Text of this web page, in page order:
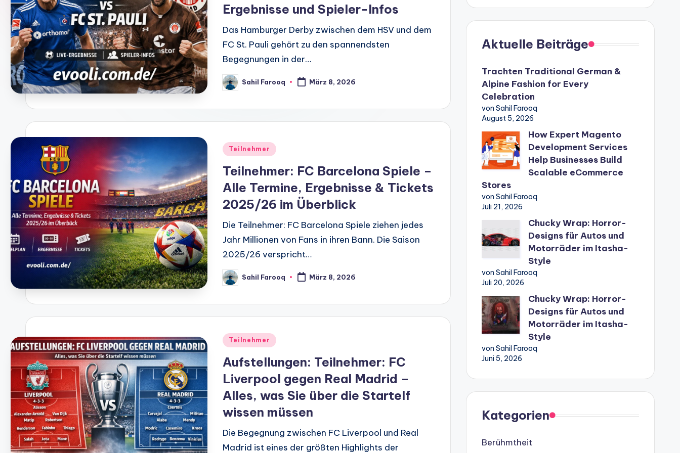
Ergebnisse und Spieler-Infos
Das Hamburger Derby zwischen dem HSV und dem
FC St. Pauli gehört zu den spannendsten
Begegnungen in der…
Posted
by
Sahil Farooq März 8, 2026
Posted
Teilnehmer
Teilnehmer: FC Barcelona Spiele –
Alle Termine, Ergebnisse & Tickets
2025/26 im Überblick
Die Teilnehmer: FC Barcelona Spiele ziehen jedes
Jahr Millionen von Fans in ihren Bann. Die Saison
2025/26 verspricht…
Posted
by
Sahil Farooq März 8, 2026
Posted
Teilnehmer
Aufstellungen: Teilnehmer: FC
Liverpool gegen Real Madrid –
Alles, was Sie über die Startelf
wissen müssen
Die Begegnung zwischen FC Liverpool und Real
Madrid ist eines der größten Highlights der
Aktuelle Beiträge
Trachten Traditional German &
Alpine Fashion for Every
Celebration
von Sahil Farooq
August 5, 2026
How Expert Magento
Development Services
Help Businesses Build
Scalable eCommerce
Stores
von Sahil Farooq
Juli 21, 2026
Chucky Wrap: Horror-
Designs für Autos und
Motorräder im Itasha-
Style
von Sahil Farooq
Juli 20, 2026
Chucky Wrap: Horror-
Designs für Autos und
Motorräder im Itasha-
Style
von Sahil Farooq
Juni 5, 2026
Kategorien
Berühmtheit